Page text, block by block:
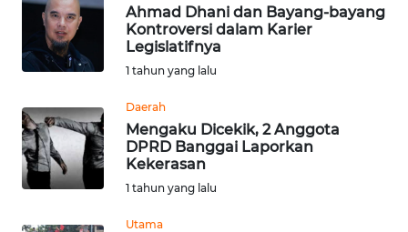
Ahmad Dhani dan Bayang-bayang
Kontroversi dalam Karier
Legislatifnya
1 tahun yang lalu
Daerah
Mengaku Dicekik, 2 Anggota
DPRD Banggai Laporkan
Kekerasan
1 tahun yang lalu
Utama
KARIR
DISCLAIMER
Wahana
News
Regional